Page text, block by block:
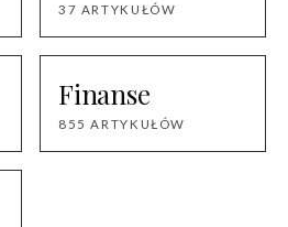
37 ARTYKUŁÓW
Finanse
855 ARTYKUŁÓW